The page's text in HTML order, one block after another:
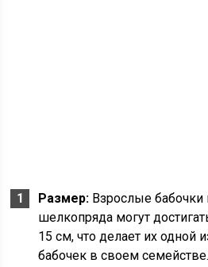
Размер: Взрослые бабочки
шелкопряда могут
15 см, что делает их одной
бабочек в своем семействе.